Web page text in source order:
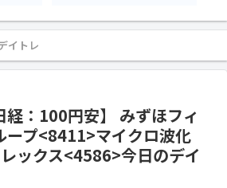
イトレ
経：100円安】 みずほフィ
ープ<8411>マイクロ波化
ックス<4586>今日のデイ